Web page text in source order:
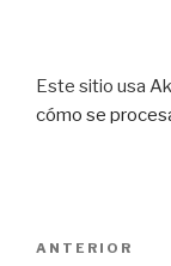
Este sitio usa
cómo se
Entrada
ANTERIOR